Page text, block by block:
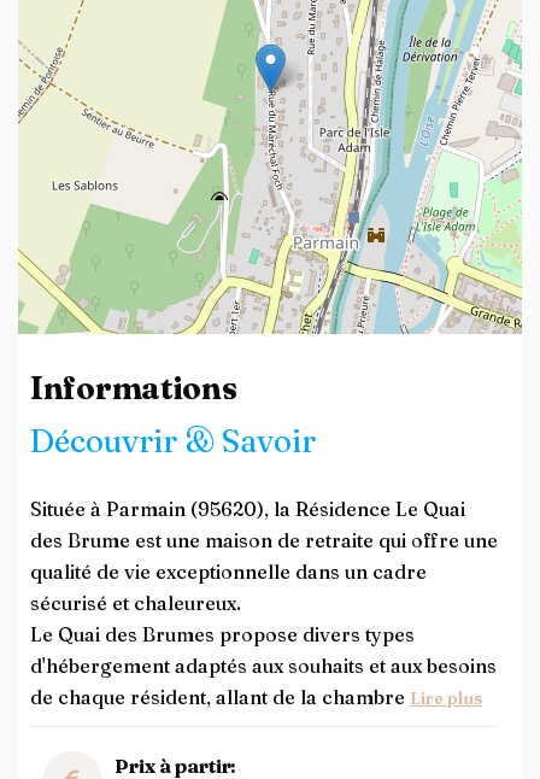
Leaflet| © OpenStreetMapcontributors
Informations
Découvrir & Savoir
Située à Parmain (95620), la Résidence Le Quai
des Brume est une maison de retraite qui offre une
qualité de vie exceptionnelle dans un cadre
sécurisé et chaleureux.
Le Quai des Brumes propose divers types
d'hébergement adaptés aux souhaits et aux besoins
de chaque résident, allant de la chambre Lire plus
Prix à partir: